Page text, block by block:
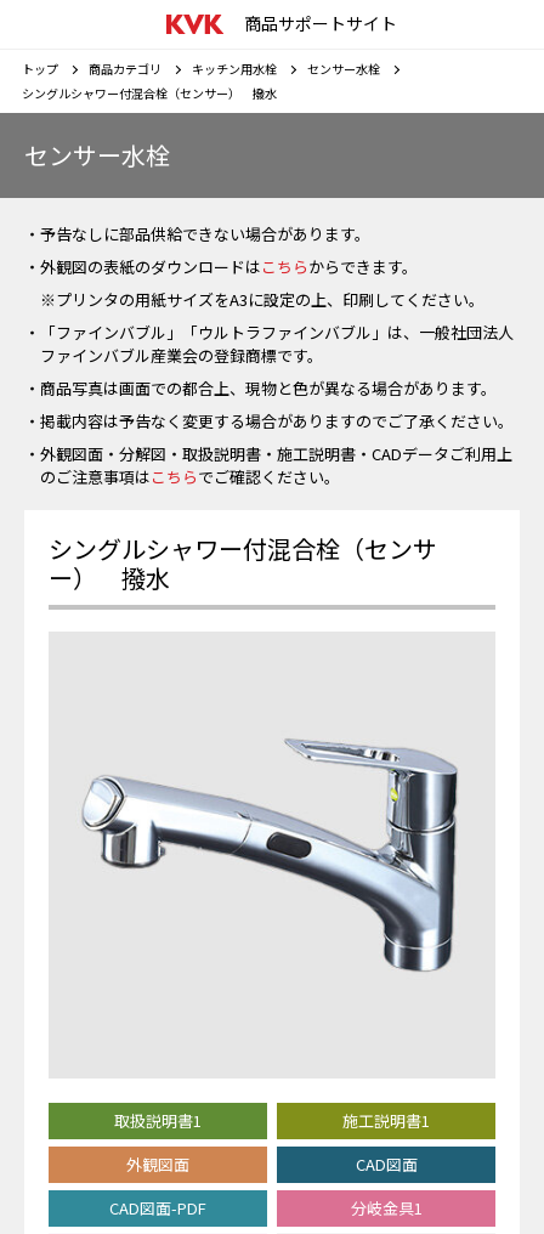
商品サポートサイト
トップ 商品カテゴリ キッチン用水栓
センサー水栓
シングルシャワー付混合栓（センサー） 撥水
センサー水栓
・予告なしに部品供給できない場合があります。
・外観図の表紙のダウンロードはこちらからできます。
※プリンタの用紙サイズをA3に設定の上、印刷してください。
・「ファインバブル」「ウルトラファインバブル」は、一般社団法人
ファインバブル産業会の登録商標です。
・商品写真は画面での都合上、現物と色が異なる場合があります。
・掲載内容は予告なく変更する場合がありますのでご了承ください。
・外観図面・分解図・取扱説明書・施工説明書・CADデータご利用上
のご注意事項はこちらでご確認ください。
シングルシャワー付混合栓（センサ
ー） 撥水
取扱説明書1
施工説明書1
外観図面
CAD図面
CAD図面-PDF
分岐金具1